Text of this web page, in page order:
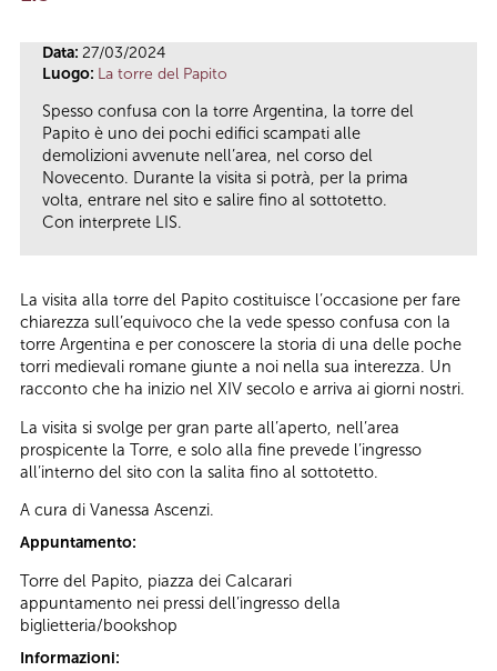
Data: 27/03/2024
Luogo: La torre del Papito
Spesso confusa con la torre Argentina, la torre del
Papito è uno dei pochi edifici scampati alle
demolizioni avvenute nell’area, nel corso del
Novecento. Durante la visita si potrà, per la prima
volta, entrare nel sito e salire fino al sottotetto.
Con interprete LIS.
La visita alla torre del Papito costituisce l’occasione per fare
chiarezza sull’equivoco che la vede spesso confusa con la
torre Argentina e per conoscere la storia di una delle poche
torri medievali romane giunte a noi nella sua interezza. Un
racconto che ha inizio nel XIV secolo e arriva ai giorni nostri.
La visita si svolge per gran parte all’aperto, nell’area
prospicente la Torre, e solo alla fine prevede l’ingresso
all’interno del sito con la salita fino al sottotetto.
A cura di Vanessa Ascenzi.
Appuntamento:
Torre del Papito, piazza dei Calcarari
appuntamento nei pressi dell’ingresso della
biglietteria/bookshop
Informazioni: